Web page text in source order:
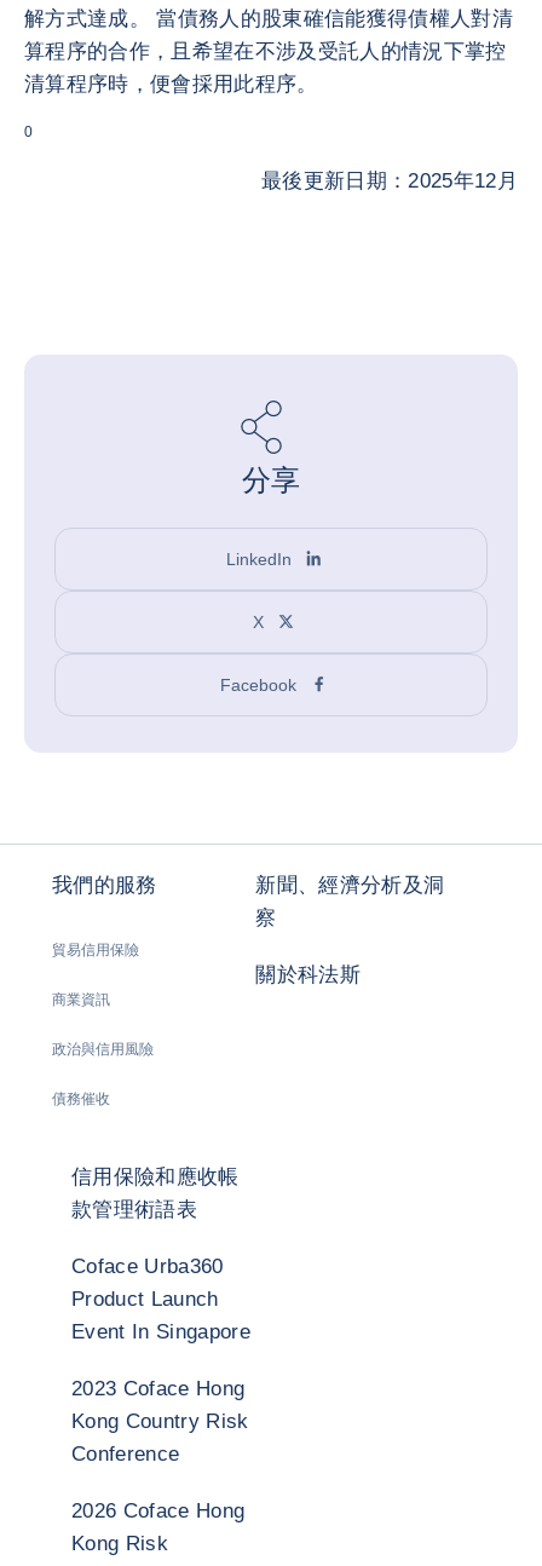
解方式達成。 當債務人的股東確信能獲得債權人對清
算程序的合作，且希望在不涉及受託人的情況下掌控
清算程序時，便會採用此程序。
0
最後更新日期：2025年12月
分享
LinkedIn
X
Facebook
我們的服務
貿易信用保險
商業資訊
政治與信用風險
債務催收
新聞、經濟分析及洞
察
關於科法斯
信用保險和應收帳
款管理術語表
Coface Urba360
Product Launch
Event In Singapore
2023 Coface Hong
Kong Country Risk
Conference
2026 Coface Hong
Kong Risk